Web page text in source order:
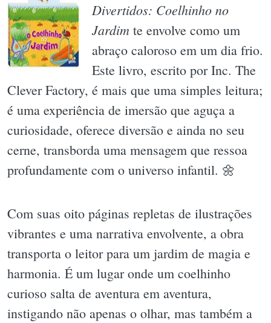
Divertidos: Coelhinho no
Jardim te envolve como um
abraço caloroso em um dia frio.
Este livro, escrito por Inc. The
Clever Factory, é mais que uma simples leitura;
é uma experiência de imersão que aguça a
curiosidade, oferece diversão e ainda no seu
cerne, transborda uma mensagem que ressoa
profundamente com o universo infantil. 🌼
Com suas oito páginas repletas de ilustrações
vibrantes e uma narrativa envolvente, a obra
transporta o leitor para um jardim de magia e
harmonia. É um lugar onde um coelhinho
curioso salta de aventura em aventura,
instigando não apenas o olhar, mas também a